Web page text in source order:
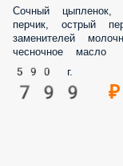
Сочный цыпленок,
перчик, острый
заменителей
чесночное масло
590 г.
799 ₽